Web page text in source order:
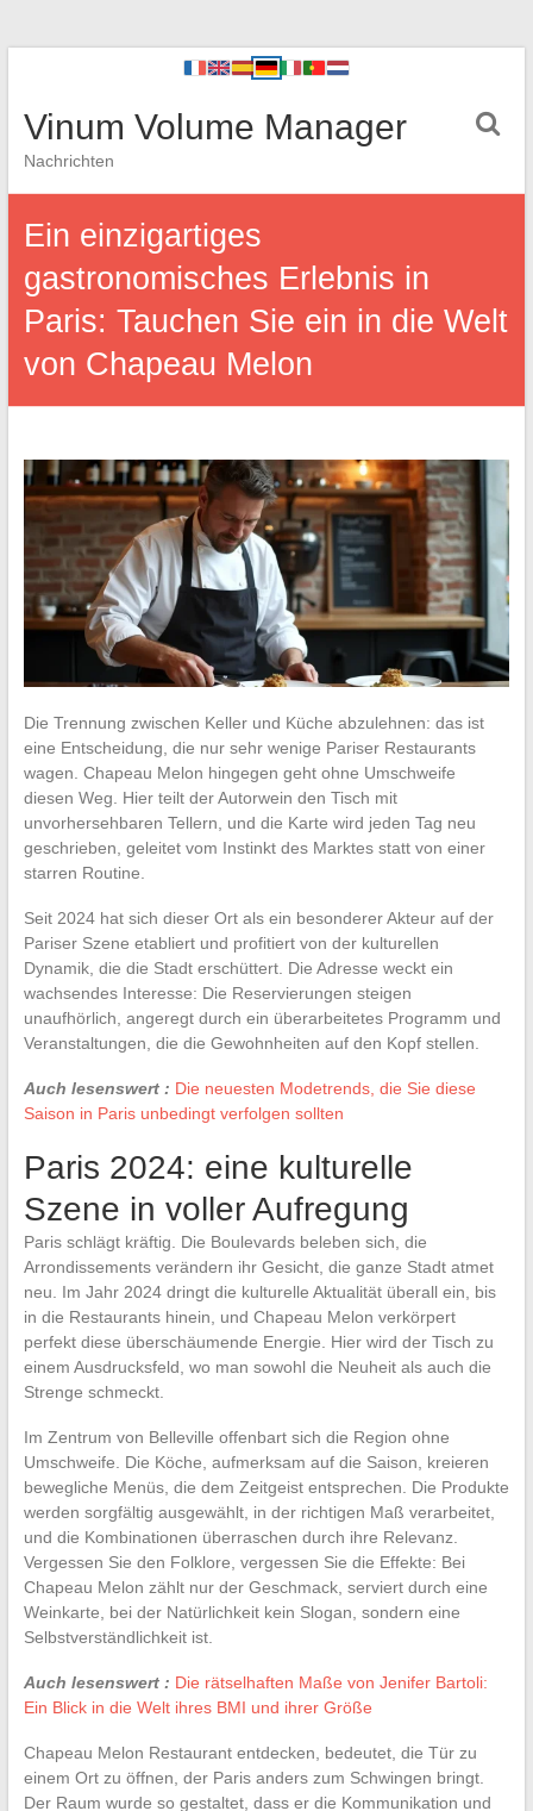
Vinum Volume Manager
Nachrichten
Ein einzigartiges
gastronomisches Erlebnis in
Paris: Tauchen Sie ein in die Welt
von Chapeau Melon
Die Trennung zwischen Keller und Küche abzulehnen: das ist
eine Entscheidung, die nur sehr wenige Pariser Restaurants
wagen. Chapeau Melon hingegen geht ohne Umschweife
diesen Weg. Hier teilt der Autorwein den Tisch mit
unvorhersehbaren Tellern, und die Karte wird jeden Tag neu
geschrieben, geleitet vom Instinkt des Marktes statt von einer
starren Routine.
Seit 2024 hat sich dieser Ort als ein besonderer Akteur auf der
Pariser Szene etabliert und profitiert von der kulturellen
Dynamik, die die Stadt erschüttert. Die Adresse weckt ein
wachsendes Interesse: Die Reservierungen steigen
unaufhörlich, angeregt durch ein überarbeitetes Programm und
Veranstaltungen, die die Gewohnheiten auf den Kopf stellen.
Auch lesenswert : Die neuesten Modetrends, die Sie diese
Saison in Paris unbedingt verfolgen sollten
Paris 2024: eine kulturelle
Szene in voller Aufregung
Paris schlägt kräftig. Die Boulevards beleben sich, die
Arrondissements verändern ihr Gesicht, die ganze Stadt atmet
neu. Im Jahr 2024 dringt die kulturelle Aktualität überall ein, bis
in die Restaurants hinein, und Chapeau Melon verkörpert
perfekt diese überschäumende Energie. Hier wird der Tisch zu
einem Ausdrucksfeld, wo man sowohl die Neuheit als auch die
Strenge schmeckt.
Im Zentrum von Belleville offenbart sich die Region ohne
Umschweife. Die Köche, aufmerksam auf die Saison, kreieren
bewegliche Menüs, die dem Zeitgeist entsprechen. Die Produkte
werden sorgfältig ausgewählt, in der richtigen Maß verarbeitet,
und die Kombinationen überraschen durch ihre Relevanz.
Vergessen Sie den Folklore, vergessen Sie die Effekte: Bei
Chapeau Melon zählt nur der Geschmack, serviert durch eine
Weinkarte, bei der Natürlichkeit kein Slogan, sondern eine
Selbstverständlichkeit ist.
Auch lesenswert : Die rätselhaften Maße von Jenifer Bartoli:
Ein Blick in die Welt ihres BMI und ihrer Größe
Chapeau Melon Restaurant entdecken, bedeutet, die Tür zu
einem Ort zu öffnen, der Paris anders zum Schwingen bringt.
Der Raum wurde so gestaltet, dass er die Kommunikation und